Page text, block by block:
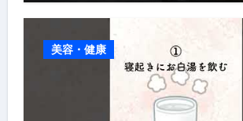
美容・健康